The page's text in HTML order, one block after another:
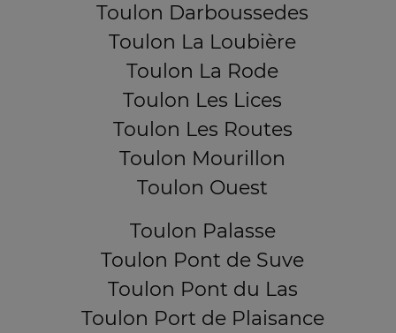
Toulon Darboussedes
Toulon La Loubière
Toulon La Rode
Toulon Les Lices
Toulon Les Routes
Toulon Mourillon
Toulon Ouest
Toulon Palasse
Toulon Pont de Suve
Toulon Pont du Las
Toulon Port de Plaisance